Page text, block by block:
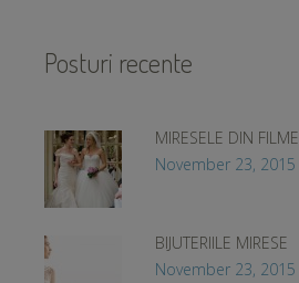
Posturi recente
MIRESELE DIN FILME
November 23, 2015
BIJUTERIILE MIRESE
November 23, 2015